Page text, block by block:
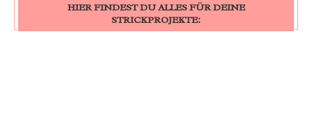
HIER FINDEST DU ALLES FÜR DEINE
STRICKPROJEKTE: